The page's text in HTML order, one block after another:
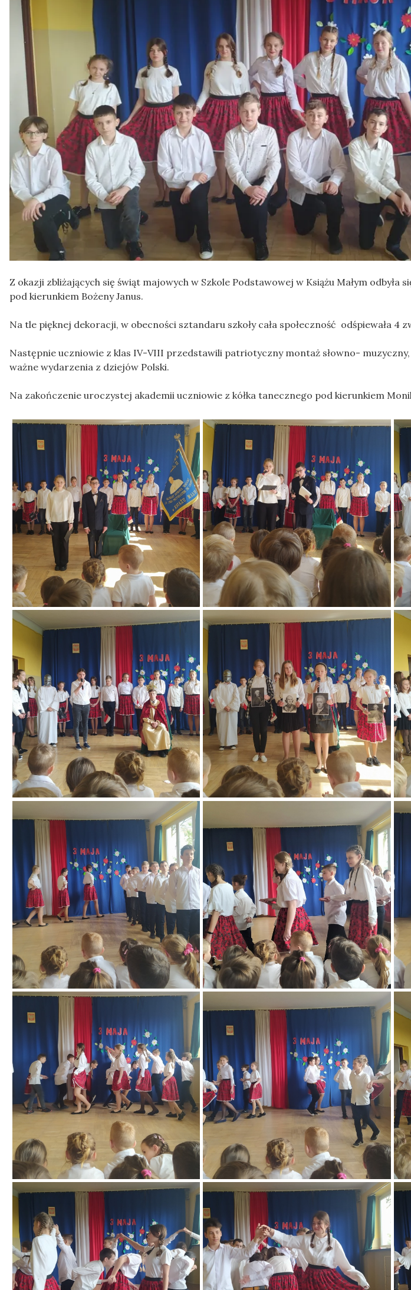
Z okazji zbliżających się świąt majowych w Szkole Podstawowej w Książu Małym
pod kierunkiem Bożeny Janus.
Na tle pięknej dekoracji, w obecności sztandaru szkoły cała społeczność odśpiewała 4
Następnie uczniowie z klas IV-VIII przedstawili patriotyczny montaż słowno-
ważne wydarzenia z dziejów Polski.
Na zakończenie uroczystej akademii uczniowie z kółka tanecznego pod kierunkiem